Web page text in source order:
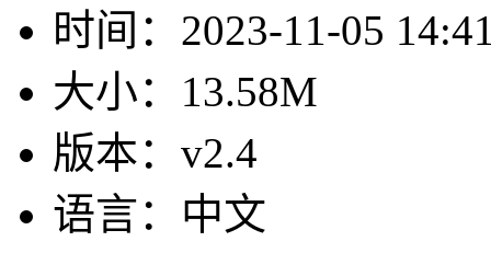
时间： 2023-11-05
大小： 13.58M
版本： v2.4
语言： 中文